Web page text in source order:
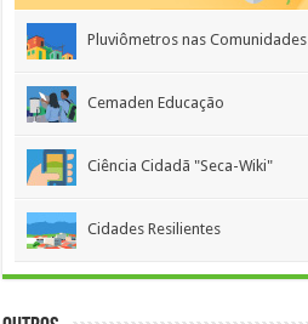
Pluviômetros nas Comunidades
Cemaden Educação
Ciência Cidadã "Seca-Wiki"
Cidades Resilientes